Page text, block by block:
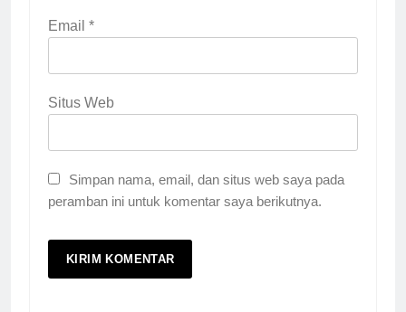
Email *
Situs Web
Simpan nama, email, dan situs web saya pada
peramban ini untuk komentar saya berikutnya.